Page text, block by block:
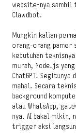
website-nya sambil
Clawdbot.
Mungkin kalian
orang-orang pamer
kebutuhan
murah, Node.js
ChatGPT.
mahal. Secara
background
atau WhatsApp,
nya. AI bakal mikir,
trigger aksi